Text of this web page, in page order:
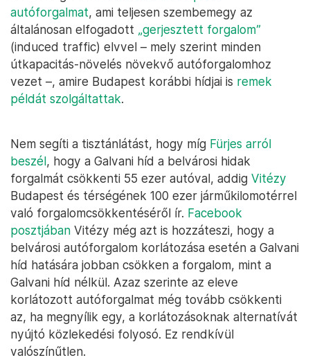
autóforgalmat, ami teljesen szembemegy az
általánosan elfogadott „gerjesztett forgalom”
(induced traffic) elvvel – mely szerint minden
útkapacitás-növelés növekvő autóforgalomhoz
vezet –, amire Budapest korábbi hídjai is remek
példát szolgáltattak.
Nem segíti a tisztánlátást, hogy míg Fürjes arról
beszél, hogy a Galvani híd a belvárosi hidak
forgalmát csökkenti 55 ezer autóval, addig Vitézy
Budapest és térségének 100 ezer járműkilomotérrel
való forgalomcsökkentéséről ír. Facebook
posztjában Vitézy még azt is hozzáteszi, hogy a
belvárosi autóforgalom korlátozása esetén a Galvani
híd hatására jobban csökken a forgalom, mint a
Galvani híd nélkül. Azaz szerinte az eleve
korlátozott autóforgalmat még tovább csökkenti
az, ha megnyílik egy, a korlátozásoknak alternatívát
nyújtó közlekedési folyosó. Ez rendkívül
valószínűtlen.